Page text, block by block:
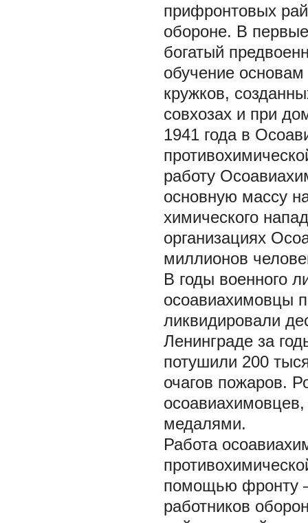
прифронтовых
обороне. В
богатый
обучение
кружков,
совхозах и при
1941 года в
работу
основную массу
химического
организациях
миллионов
В годы военного
осоавиахимовцы
ликвидировали
Ленинграде за
потушили 200
очагов пожаров.
медалями.
Работа
помощью фронту
работников